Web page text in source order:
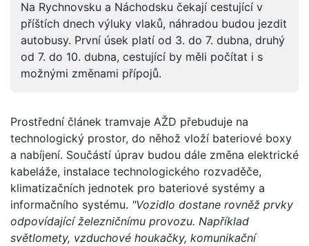
Na Rychnovsku a Náchodsku čekají cestující v
příštích dnech výluky vlaků, náhradou budou jezdit
autobusy. První úsek platí od 3. do 7. dubna, druhý
od 7. do 10. dubna, cestující by měli počítat i s
možnými změnami přípojů.
Prostřední článek tramvaje AŽD přebuduje na
technologický prostor, do něhož vloží bateriové boxy
a nabíjení. Součástí úprav budou dále změna elektrické
kabeláže, instalace technologického rozvaděče,
klimatizačních jednotek pro bateriové systémy a
informačního systému. "Vozidlo dostane rovněž prvky
odpovídající železničnímu provozu. Například
světlomety, vzduchové houkačky, komunikační